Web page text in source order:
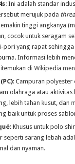
: Ini adalah standar
merujuk pada
tinggi angkanya
cocok untuk seragam
pori yang rapat
Informasi lebih
diWikipedia
: Campuran polyester
olahraga atau aktivitas
lebih tahan kusut, dan
baik untuk proses
: Khusus untuk polo
seperti sarang lebah
dan nyaman.